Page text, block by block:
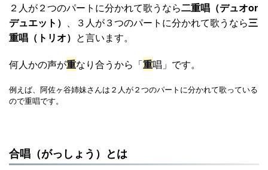
２人が２つのパートに分かれて歌うなら二重唱（デュオor
デュエット） 、３人が３つのパートに分かれて歌うなら三
重唱（トリオ） と言います。
何人かの声が重なり合うから「重唱」です。
例えば、阿佐ヶ谷姉妹さんは２人が２つのパートに分かれて歌っている
ので重唱です。
合唱（がっしょう）とは